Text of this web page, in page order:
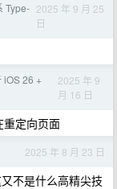
Type- 2025 年 9 月 25
日
iOS 26 +
2025 年 9
月 16 日
定向页面
2025 年 8 月 23 日
不是什么高精尖技